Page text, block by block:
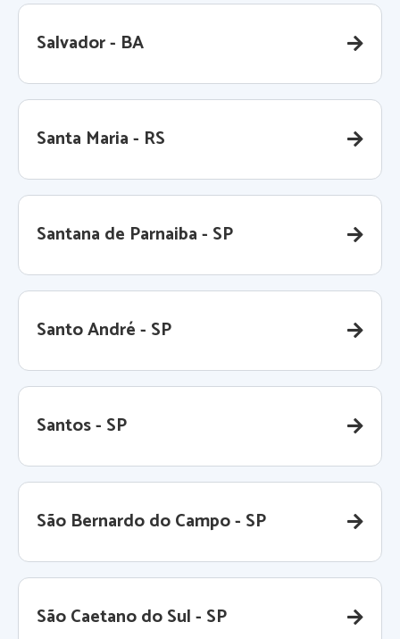
Salvador - BA
Santa Maria - RS
Santana de Parnaiba - SP
Santo André - SP
Santos - SP
São Bernardo do Campo - SP
São Caetano do Sul - SP